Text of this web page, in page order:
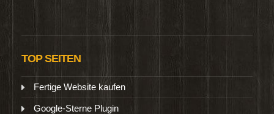
TOP SEITEN
Fertige Website kaufen
Google-Sterne Plugin